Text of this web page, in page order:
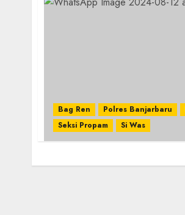
Bag Ren Polres Banjarbaru
Seksi Propam
Si Was